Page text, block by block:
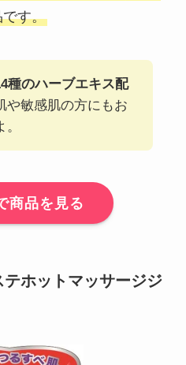
す。
種のハーブエキス配
や敏感肌の方にもお
商品を見る
ホットマッサージジ